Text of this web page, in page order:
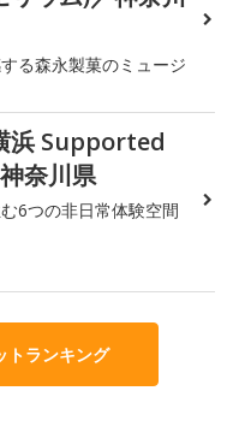
る森永製菓のミュージ
浜 Supported
奈川県
6つの非日常体験空間
トランキング